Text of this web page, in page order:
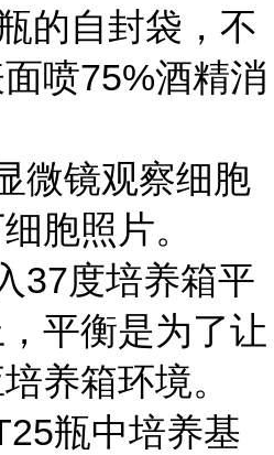
的自封袋，不
喷75%酒精消
微镜观察细胞
胞照片。
37度培养箱平
平衡是为了让
养箱环境。
瓶中培养基